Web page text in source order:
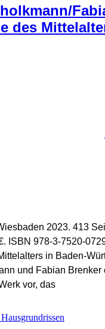
Archäologie,Bildende
des
2023. 413
ISBN 978-3-7520-
in Baden-
und Fabian Brenker
vor, das